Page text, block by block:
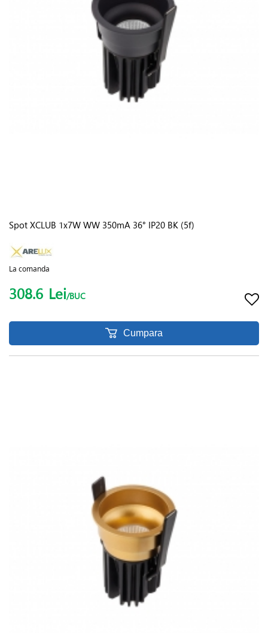
Spot XCLUB 1x7W WW 350mA 36° IP20 BK (5f)
La comanda
308.6 Lei/BUC
Cumpara